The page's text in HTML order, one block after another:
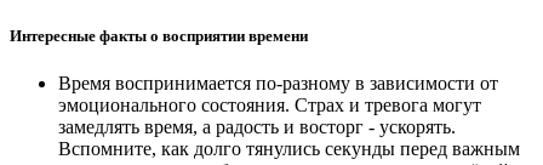
Интересные факты о восприятии времени
Время воспринимается по-разному в зависимости от
эмоционального состояния. Страх и тревога могут
замедлять время, а радость и восторг - ускорять.
Вспомните, как долго тянулись секунды перед важным